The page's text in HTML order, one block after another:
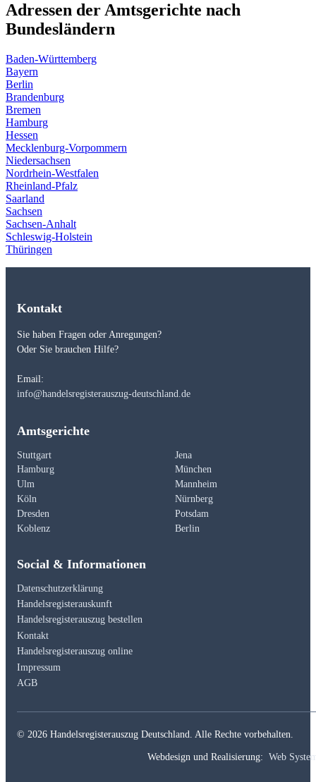
Adressen der Amtsgerichte nach
Bundesländern
Baden-Württemberg
Bayern
Berlin
Brandenburg
Bremen
Hamburg
Hessen
Mecklenburg-Vorpommern
Niedersachsen
Nordrhein-Westfalen
Rheinland-Pfalz
Saarland
Sachsen
Sachsen-Anhalt
Schleswig-Holstein
Thüringen
Kontakt
Sie haben Fragen oder Anregungen?
Oder Sie brauchen Hilfe?
Email:
info@handelsregisterauszug-deutschland.de
Amtsgerichte
Stuttgart
Jena
Hamburg
München
Ulm
Mannheim
Köln
Nürnberg
Dresden
Potsdam
Koblenz
Berlin
Social & Informationen
Datenschutzerklärung
Handelsregisterauskunft
Handelsregisterauszug bestellen
Kontakt
Handelsregisterauszug online
Impressum
AGB
© 2026 Handelsregisterauszug Deutschland. Alle Rechte vorbehalten.
Webdesign und Realisierung: Web